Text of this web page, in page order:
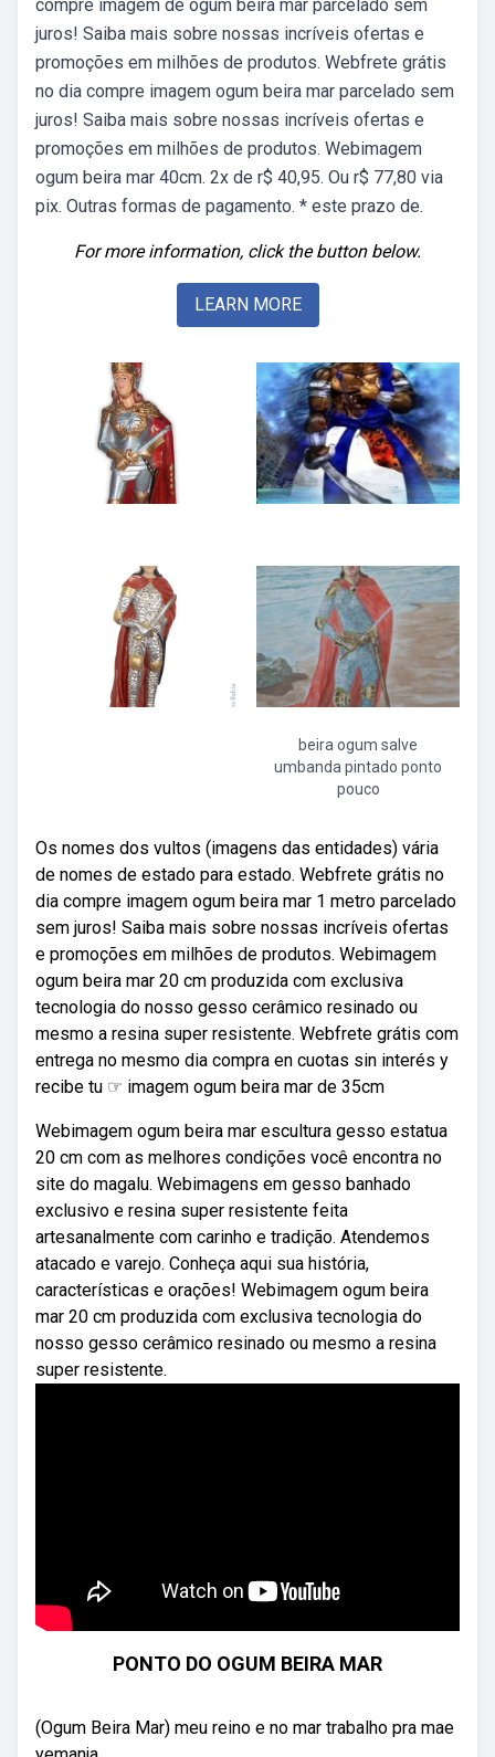
compre imagem de ogum beira mar parcelado sem
juros! Saiba mais sobre nossas incríveis ofertas e
promoções em milhões de produtos. Webfrete grátis
no dia compre imagem ogum beira mar parcelado sem
juros! Saiba mais sobre nossas incríveis ofertas e
promoções em milhões de produtos. Webimagem
ogum beira mar 40cm. 2x de r$ 40,95. Ou r$ 77,80 via
pix. Outras formas de pagamento. * este prazo de.
For more information, click the button below.
LEARN MORE
beira ogum salve
umbanda pintado ponto
pouco
Os nomes dos vultos (imagens das entidades) vária
de nomes de estado para estado. Webfrete grátis no
dia compre imagem ogum beira mar 1 metro parcelado
sem juros! Saiba mais sobre nossas incríveis ofertas
e promoções em milhões de produtos. Webimagem
ogum beira mar 20 cm produzida com exclusiva
tecnologia do nosso gesso cerâmico resinado ou
mesmo a resina super resistente. Webfrete grátis com
entrega no mesmo dia compra en cuotas sin interés y
recibe tu ☞ imagem ogum beira mar de 35cm
Webimagem ogum beira mar escultura gesso estatua
20 cm com as melhores condições você encontra no
site do magalu. Webimagens em gesso banhado
exclusivo e resina super resistente feita
artesanalmente com carinho e tradição. Atendemos
atacado e varejo. Conheça aqui sua história,
características e orações! Webimagem ogum beira
mar 20 cm produzida com exclusiva tecnologia do
nosso gesso cerâmico resinado ou mesmo a resina
super resistente.
PONTO DO OGUM BEIRA MAR
(Ogum Beira Mar) meu reino e no mar trabalho pra mae